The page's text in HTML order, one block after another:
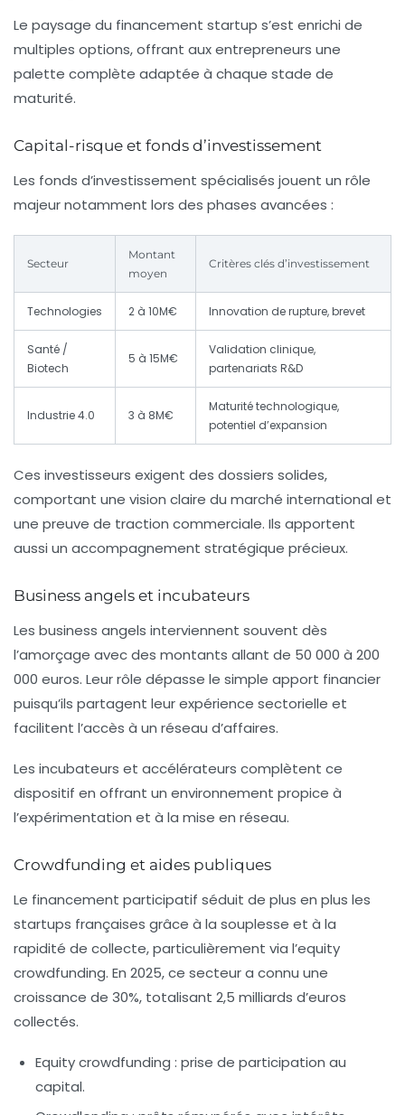
Le paysage du financement startup s’est enrichi de
multiples options, offrant aux entrepreneurs une
palette complète adaptée à chaque stade de
maturité.
Capital-risque et fonds d’investissement
Les fonds d’investissement spécialisés jouent un rôle
majeur notamment lors des phases avancées :
Secteur
Montant
moyen
Critères clés d’investissement
Technologies 2 à 10M€ Innovation de rupture, brevet
Santé /
Biotech
5 à 15M€
Validation clinique,
partenariats R&D
Industrie 4.0 3 à 8M€
Maturité technologique,
potentiel d’expansion
Ces investisseurs exigent des dossiers solides,
comportant une vision claire du marché international et
une preuve de traction commerciale. Ils apportent
aussi un accompagnement stratégique précieux.
Business angels et incubateurs
Les business angels interviennent souvent dès
l’amorçage avec des montants allant de 50 000 à 200
000 euros. Leur rôle dépasse le simple apport financier
puisqu’ils partagent leur expérience sectorielle et
facilitent l’accès à un réseau d’affaires.
Les incubateurs et accélérateurs complètent ce
dispositif en offrant un environnement propice à
l’expérimentation et à la mise en réseau.
Crowdfunding et aides publiques
Le financement participatif séduit de plus en plus les
startups françaises grâce à la souplesse et à la
rapidité de collecte, particulièrement via l’equity
crowdfunding. En 2025, ce secteur a connu une
croissance de 30%, totalisant 2,5 milliards d’euros
collectés.
Equity crowdfunding : prise de participation au
capital.